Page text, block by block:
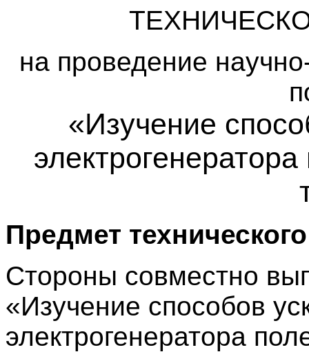
на проведение
«Изучение
Предмет
Стороны совместно
«Изучение способов
электрогенератора